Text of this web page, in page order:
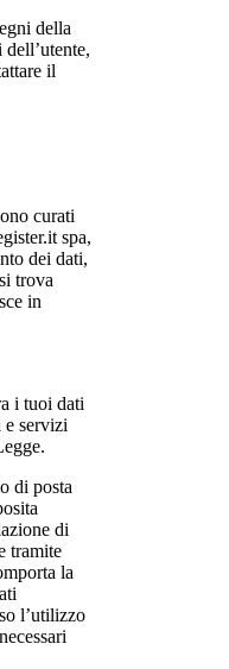
della
il
curati
spa,
dei dati,
trova
in
i tuoi dati
servizi
di posta
di
tramite
la
l’utilizzo